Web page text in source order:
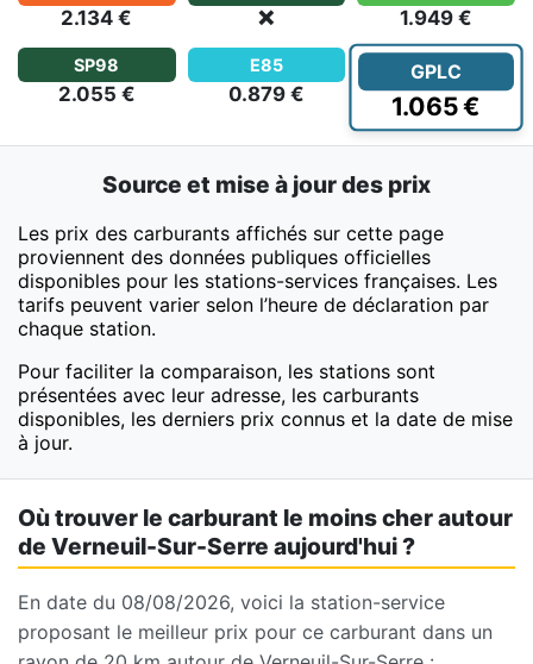
2.134 € ❌ 1.949 €
SP98
2.055 €
E85
0.879 €
GPLC
1.065 €
Source et mise à jour des prix
Les prix des carburants affichés sur cette page
proviennent des données publiques officielles
disponibles pour les stations-services françaises. Les
tarifs peuvent varier selon l’heure de déclaration par
chaque station.
Pour faciliter la comparaison, les stations sont
présentées avec leur adresse, les carburants
disponibles, les derniers prix connus et la date de mise
à jour.
Où trouver le carburant le moins cher autour
de Verneuil-Sur-Serre aujourd'hui ?
En date du 08/08/2026, voici la station-service
proposant le meilleur prix pour ce carburant dans un